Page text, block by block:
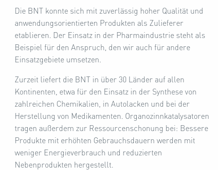
Die BNT konnte sich mit zuverlässig hoher Qualität und
anwendungsorientierten Produkten als Zulieferer
etablieren. Der Einsatz in der Pharmaindustrie steht als
Beispiel für den Anspruch, den wir auch für andere
Einsatzgebiete umsetzen.
Zurzeit liefert die BNT in über 30 Länder auf allen
Kontinenten, etwa für den Einsatz in der Synthese von
zahlreichen Chemikalien, in Autolacken und bei der
Herstellung von Medikamenten. Organozinnkatalysatoren
tragen außerdem zur Ressourcenschonung bei: Bessere
Produkte mit erhöhten Gebrauchsdauern werden mit
weniger Energieverbrauch und reduzierten
Nebenprodukten hergestellt.